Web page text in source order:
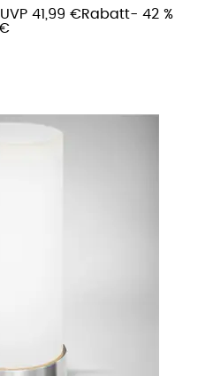
UVP 41,99 €Rabatt- 42 %